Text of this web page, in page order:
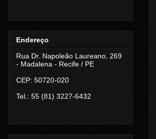
Endereço
Rua Dr. Napoleão Laureano, 269
- Madalena - Recife / PE
CEP: 50720-020
Tel.: 55 (81) 3227-6432